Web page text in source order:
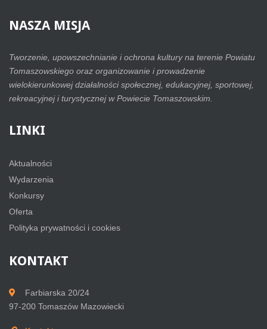
NASZA MISJA
Tworzenie, upowszechnianie i ochrona kultury na terenie Powiatu
Tomaszowskiego oraz organizowanie i prowadzenie
wielokierunkowej działalności społecznej, edukacyjnej, sportowej,
rekreacyjnej i turystycznej w Powiecie Tomaszowskim.
LINKI
Aktualności
Wydarzenia
Konkursy
Oferta
Polityka prywatności i cookies
KONTAKT
Farbiarska 20/24
97-200 Tomaszów Mazowiecki